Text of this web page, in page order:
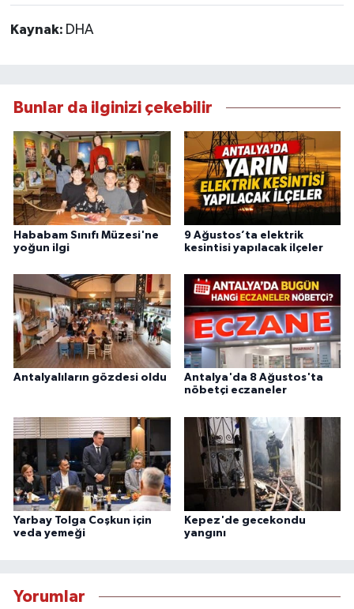
Kaynak: DHA
Bunlar da ilginizi çekebilir
Hababam Sınıfı Müzesi'ne
yoğun ilgi
9 Ağustos’ta elektrik
kesintisi yapılacak ilçeler
Antalyalıların gözdesi oldu
Antalya'da 8 Ağustos'ta
nöbetçi eczaneler
Yarbay Tolga Coşkun için
veda yemeği
Kepez'de gecekondu
yangını
Yorumlar